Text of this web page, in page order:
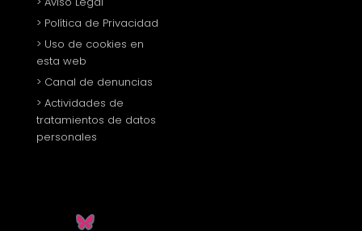
> Política de Privacidad
> Uso de cookies en
esta web
> Canal de denuncias
> Actividades de
tratamientos de datos
personales